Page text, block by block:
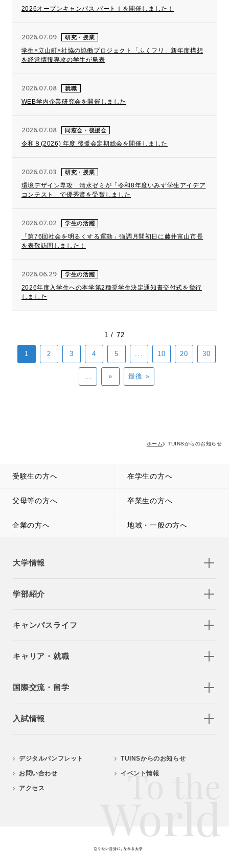
2026オープンキャンパス パートⅠを開催しました！
2026.07.09 研究・授業
学生×立山町×社協の協働プロジェクト「ふくフリ」新年度構想
を経営情報専攻の学生が発表
2026.07.08 就職
WEB学内企業研究会を開催しました
2026.07.08 同窓会・後援会
令和８(2026) 年度 後援会定期総会を開催しました
2026.07.03 研究・授業
環境デザイン専攻 清水ゼミが「令和8年度いみず学生アイデア
コンテスト」で優秀賞を受賞しました
2026.07.02 学生の活躍
「第76回社会を明るくする運動」強調月間初日に藤井富山市長
を表敬訪問しました！
2026.06.29 学生の活躍
2026年度入学生への本学第2種奨学生決定通知書交付式を挙行
しました
1 / 72
1 2 3 4 5 ... 10 20 30
... » 最後 »
ホーム TUINSからのお知らせ
受験生の方へ 在学生の方へ
父母等の方へ 卒業生の方へ
企業の方へ 地域・一般の方へ
大学情報
学部紹介
キャンパスライフ
キャリア・就職
国際交流・留学
入試情報
デジタルパンフレット
お問い合わせ
アクセス
TUINSからのお知らせ
イベント情報
To the
World